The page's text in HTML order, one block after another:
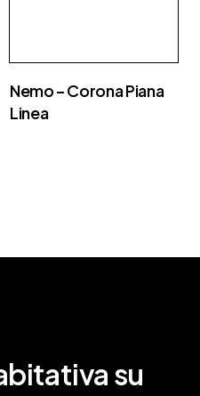
Nemo – Corona Piana
Linea
su